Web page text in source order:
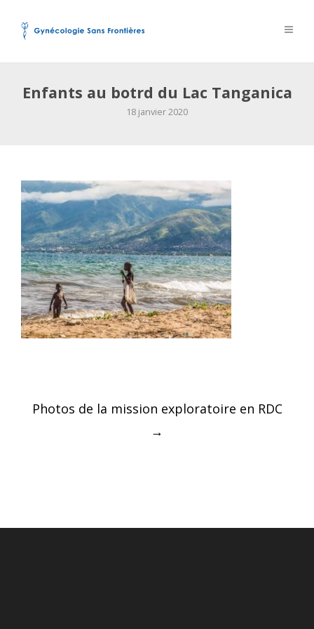
Enfants au botrd du Lac Tanganica
18 janvier 2020
Post
Photos de la mission exploratoire en RDC
→